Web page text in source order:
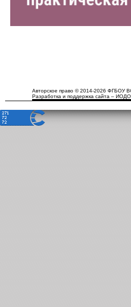
Авторское право © 2014-2026 ФГБОУ
Разработка и поддержка сайта –